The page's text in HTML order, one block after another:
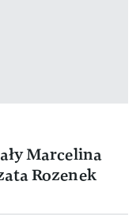
Marcelina
Rozenek